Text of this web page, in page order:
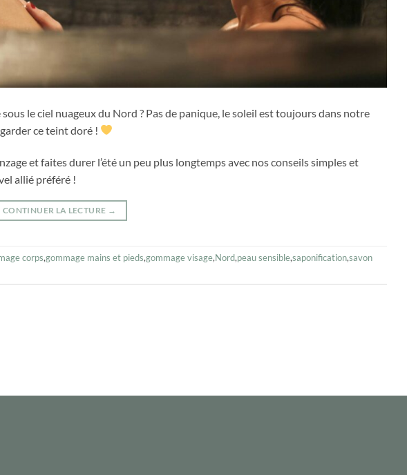
le ciel nuageux du Nord ? Pas de panique, le soleil est toujours dans notre
ce teint doré !
et faites durer l’été un peu plus longtemps avec nos conseils simples et
allié préféré !
CONTINUER LA LECTURE →
corps,gommage mains et pieds,gommage visage,Nord,peau sensible,saponification,savon